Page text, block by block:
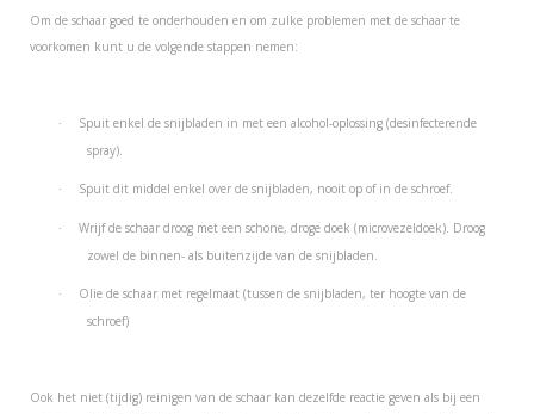
Om de schaar goed te onderhouden en om zulke problemen met de schaar te
voorkomen kunt u de volgende stappen nemen:
·
Spuit enkel de snijbladen in met een alcohol-oplossing (desinfecterende
spray).
· Spuit dit middel enkel over de snijbladen, nooit op of in de schroef.
·
Wrijf de schaar droog met een schone, droge doek (microvezeldoek). Droog
zowel de binnen- als buitenzijde van de snijbladen.
·
Olie de schaar met regelmaat (tussen de snijbladen, ter hoogte van de
schroef)
Ook het niet (tijdig) reinigen van de schaar kan dezelfde reactie geven als bij een